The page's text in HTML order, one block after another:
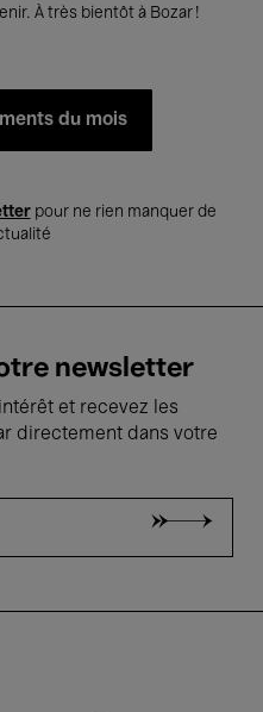
À très bientôt à Bozar !
du mois
pour ne rien manquer de
newsletter
et recevez les
directement dans votre